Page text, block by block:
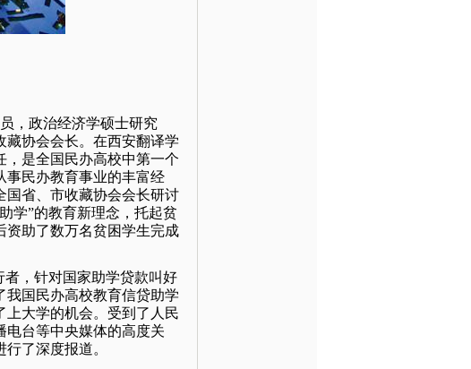
，政治经济学硕士研究
藏协会会长。在西安翻译学
，是全国民办高校中第一个
事民办教育事业的丰富经
国省、市收藏协会会长研讨
学”的教育新理念，托起贫
资助了数万名贫困学生完成
，针对国家助学贷款叫好
我国民办高校教育信贷助学
上大学的机会。受到了人民
电台等中央媒体的高度关
了深度报道。